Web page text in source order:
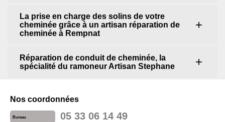
La prise en charge des solins de votre
cheminée grâce à un artisan réparation de
cheminée à Rempnat
Réparation de conduit de cheminée, la
spécialité du ramoneur Artisan Stephane
Nos coordonnées
Bureau 05 33 06 14 49